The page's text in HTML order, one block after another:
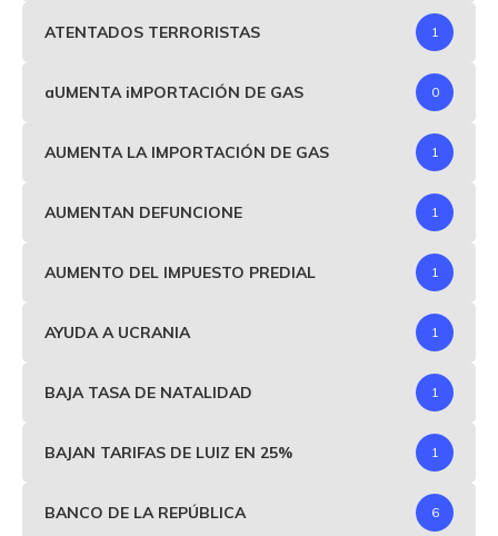
ATENTADOS TERRORISTAS 1
aUMENTA iMPORTACIÓN DE GAS 0
AUMENTA LA IMPORTACIÓN DE GAS 1
AUMENTAN DEFUNCIONE 1
AUMENTO DEL IMPUESTO PREDIAL 1
AYUDA A UCRANIA 1
BAJA TASA DE NATALIDAD 1
BAJAN TARIFAS DE LUIZ EN 25% 1
BANCO DE LA REPÚBLICA 6